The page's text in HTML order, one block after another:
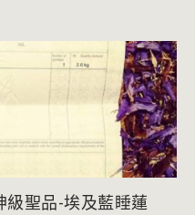
級聖品-埃及藍睡蓮